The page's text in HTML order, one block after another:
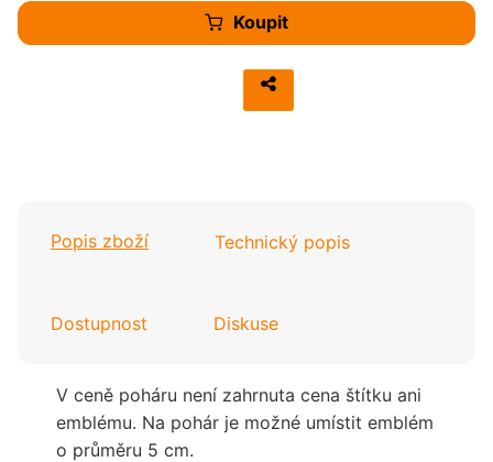
Koupit
Popis zboží Technický popis
Dostupnost Diskuse
V ceně poháru není zahrnuta cena štítku ani
emblému. Na pohár je možné umístit emblém
o průměru 5 cm.